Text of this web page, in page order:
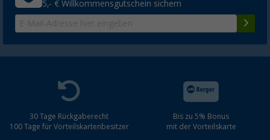
5,- € Willkommensgutschein sichern
30 Tage Rückgaberecht
100 Tage für Vorteilskartenbesitzer
Bis zu 5% Bonus
mit der Vorteilskarte